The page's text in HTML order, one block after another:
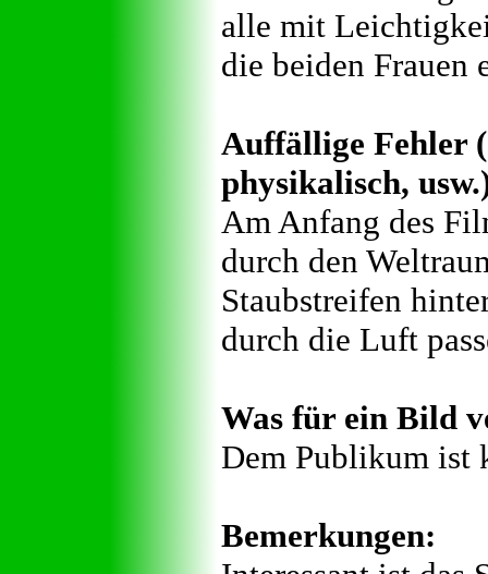
alle mit
die beiden Frauen
Auffällige Fehler
physikalisch,
Am Anfang des
durch den
Staubstreifen
durch die Luft
Was für ein Bild
Dem Publikum ist
Bemerkungen: